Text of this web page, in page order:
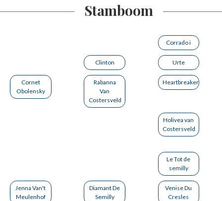
Stamboom
Corrado i
Clinton Urte
Cornet
Obolensky
Rabanna
Van
Costersveld
Heartbreaker
Holivea van
Costersveld
Le Tot de
semilly
Jenna Van't
Meulenhof
Diamant De
Semilly
Venise Du
Cresles